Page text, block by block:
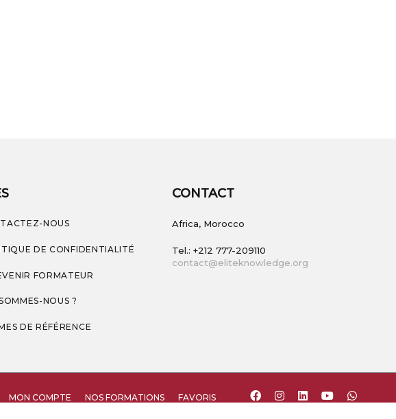
NOUS
DE CONFIDENTIALITÉ
FORMATEUR
NOUS ?
DE RÉFÉRENCE
CONTACT
Africa, Morocco
Tel.: +212 777-209110
contact@eliteknowledge.org
MON COMPTE NOS FORMATIONS FAVORIS